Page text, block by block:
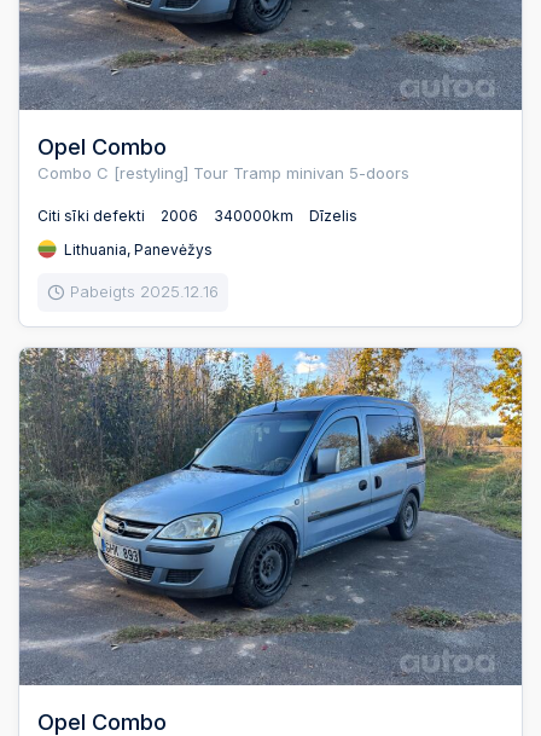
Opel Combo
Combo C [restyling] Tour Tramp minivan 5-doors
Citi sīki defekti 2006 340000km
Dīzelis
Lithuania, Panevėžys
Pabeigts 2025.12.16
Opel Combo